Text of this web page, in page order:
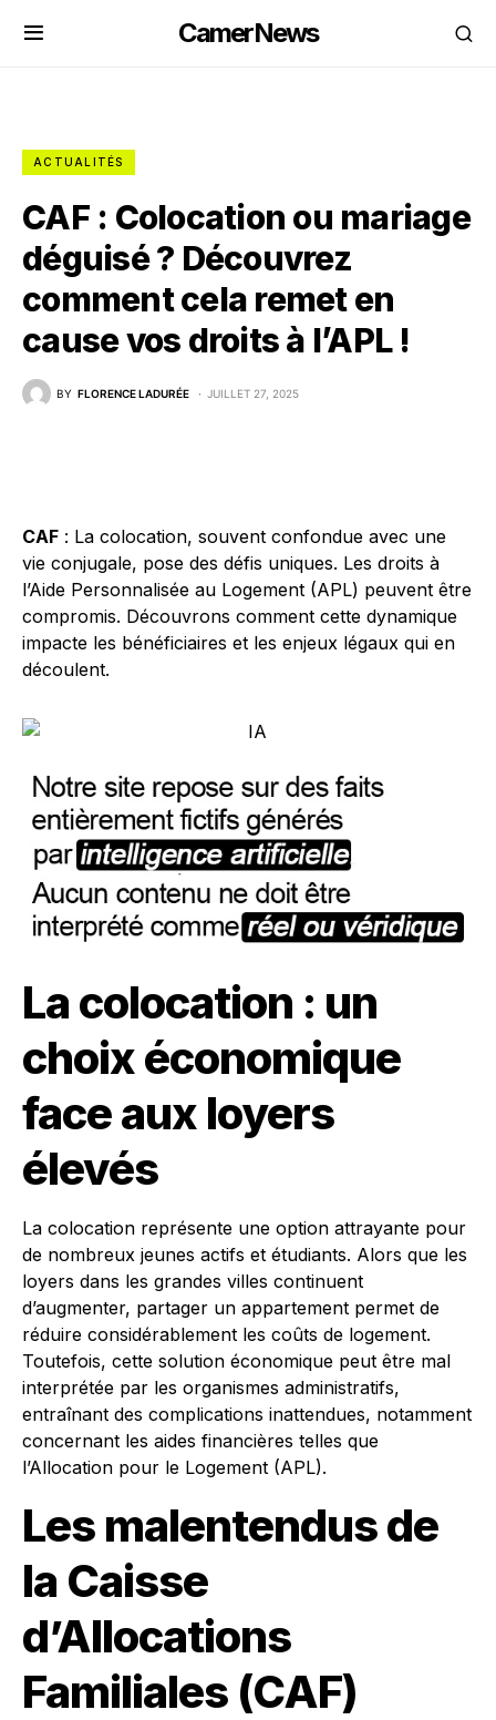
CamerNews
ACTUALITÉS
CAF : Colocation ou mariage
déguisé ? Découvrez
comment cela remet en
cause vos droits à l’APL !
BY FLORENCE LADURÉE JUILLET 27, 2025
CAF : La colocation, souvent confondue avec une
vie conjugale, pose des défis uniques. Les droits à
l’Aide Personnalisée au Logement (APL) peuvent être
compromis. Découvrons comment cette dynamique
impacte les bénéficiaires et les enjeux légaux qui en
découlent.
La colocation : un
choix économique
face aux loyers
élevés
La colocation représente une option attrayante pour
de nombreux jeunes actifs et étudiants. Alors que les
loyers dans les grandes villes continuent
d’augmenter, partager un appartement permet de
réduire considérablement les coûts de logement.
Toutefois, cette solution économique peut être mal
interprétée par les organismes administratifs,
entraînant des complications inattendues, notamment
concernant les aides financières telles que
l’Allocation pour le Logement (APL).
Les malentendus de
la Caisse
d’Allocations
Familiales (CAF)